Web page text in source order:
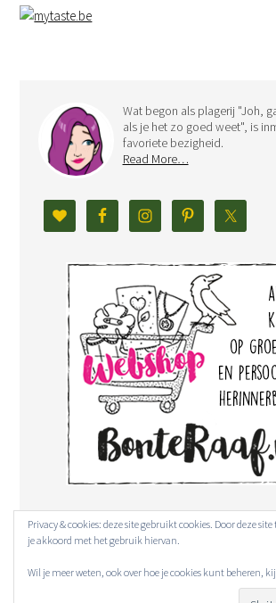
Wat begon als plagerij "Joh,
als je het zo goed weet", is
favoriete bezigheid.
Read More…
Privacy & cookies: deze site gebruikt cookies. Door deze
je akkoord met het gebruik hiervan.
Wil je meer weten, ook over hoe je cookies kunt beheren,